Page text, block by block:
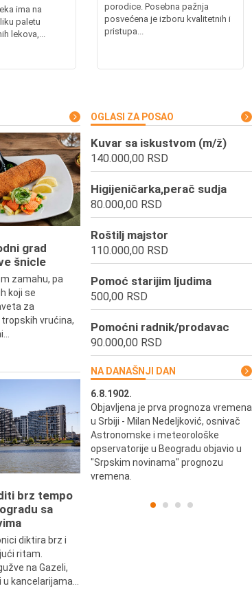
ima na
paletu
lekova,...
porodice. Posebna pažnja
posvećena je izboru kvalitetnih i
pristupa...
grad
šnicle
zamahu, pa
koji se
za
vrućina,
brz tempo
sa
diktira brz i
ritam.
na Gazeli,
kancelarijama...
OGLASI ZA POSAO
Kuvar sa iskustvom (m/ž)
140.000,00 RSD
Higijeničarka,perač sudja
80.000,00 RSD
Roštilj majstor
110.000,00 RSD
Pomoć starijim ljudima
500,00 RSD
Pomoćni radnik/prodavac
90.000,00 RSD
NA DANAŠNJI DAN
Boljanović,
predsednik
pilota Jugoslavije.
6.8.1902.
Objavljena je prva prognoza vremena
u Srbiji - Milan Nedeljković, osnivač
Astronomske i meteorološke
opservatorije u Beogradu objavio u
"Srpskim novinama" prognozu
vremena.